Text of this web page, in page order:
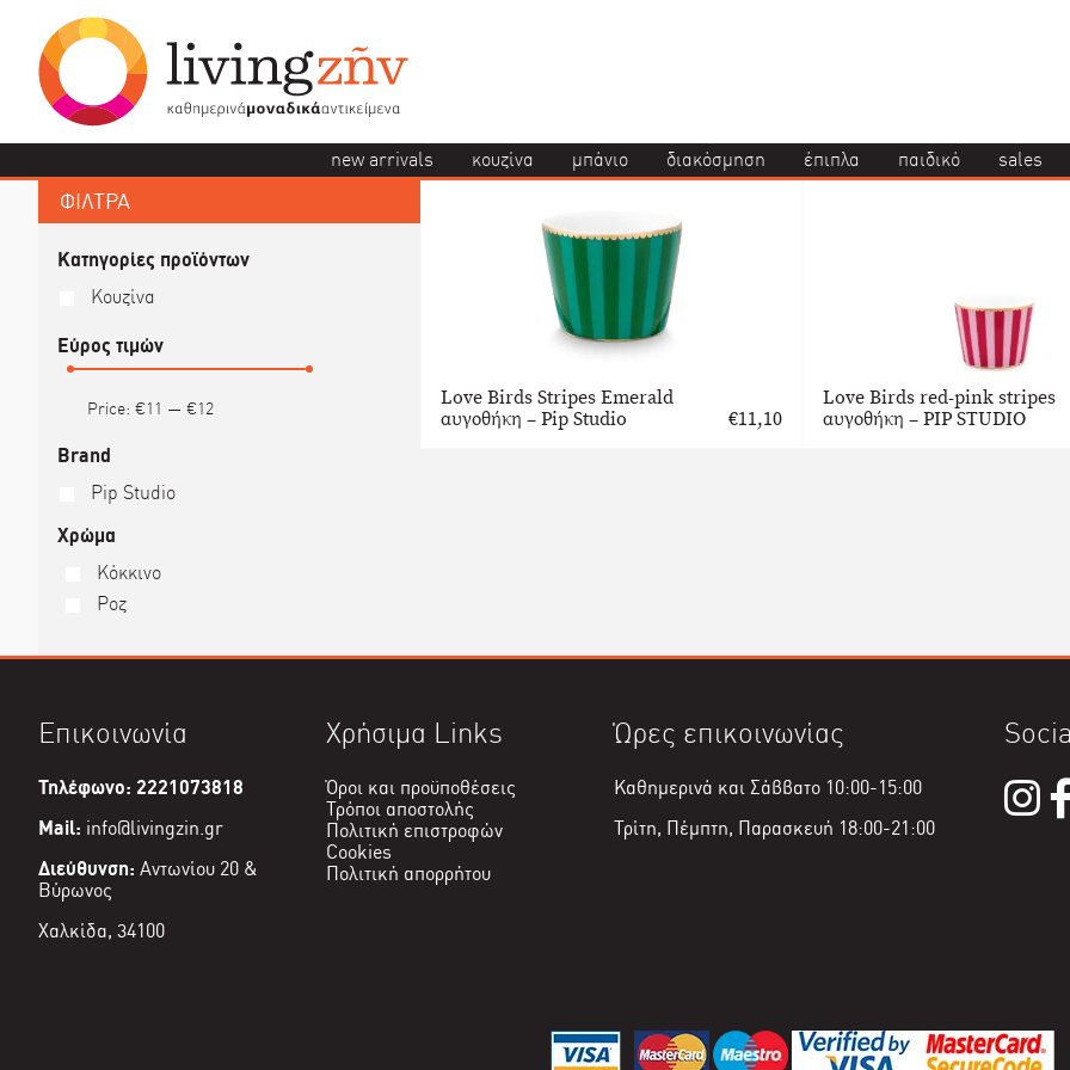
new arrivals κουζίνα μπάνιο διακόσμηση έπιπλα παιδικό sales
ΦΙΛΤΡΑ
Κατηγορίες προϊόντων
Κουζίνα
Εύρος τιμών
Price: €11 — €12
Brand
Pip Studio
Χρώμα
Κόκκινο
Ροζ
Love Birds Stripes Emerald
αυγοθήκη – Pip Studio
€11,10
Love Birds red-pink stripes
αυγοθήκη – PIP STUDIO
Επικοινωνία
Τηλέφωνο: 2221073818
Mail: info@livingzin.gr
Διεύθυνση: Αντωνίου 20 &
Βύρωνος
Χαλκίδα, 34100
Χρήσιμα Links
Όροι και προϋποθέσεις
Τρόποι αποστολής
Πολιτική επιστροφών
Cookies
Πολιτική απορρήτου
Ώρες επικοινωνίας
Καθημερινά και Σάββατο 10:00-15:00
Τρίτη, Πέμπτη, Παρασκευή 18:00-21:00